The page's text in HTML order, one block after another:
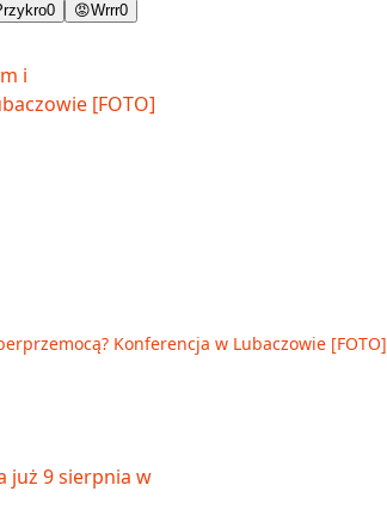
0 😡Wrrr0
Konferencja w Lubaczowie [FOTO]